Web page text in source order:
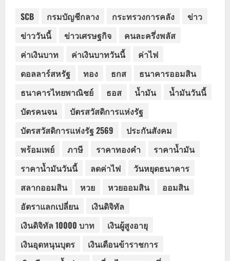
SCB กรมบัญชีกลาง กระทรวงการคลัง
ข่าว
ข่าววันนี้
ข่าวเศรษฐกิจ
คนละครึ่งพลัส
ค่าเงินบาท
ค่าเงินบาทวันนี้
ค่าไฟ
ดอลลาร์สหรัฐ
ทอง ธกส
ธนาคารออมสิน
ธนาคารไทยพาณิชย์
ธอส น้ำมัน
น้ำมันวันนี้
บัตรคนจน
บัตรสวัสดิการแห่งรัฐ
บัตรสวัสดิการแห่งรัฐ 2569
ประกันสังคม
พร้อมเพย์
ภาษี ราคาทองคำ
ราคาน้ำมัน
ราคาน้ำมันวันนี้
ลดค่าไฟ
วันหยุดธนาคาร
สลากออมสิน
หวย หวยออมสิน
ออมสิน
อัตราแลกเปลี่ยน
เงินดิจิทัล
เงินดิจิทัล 10000 บาท
เงินผู้สูงอายุ
เงินอุดหนุนบุตร
เงินเดือนข้าราชการ